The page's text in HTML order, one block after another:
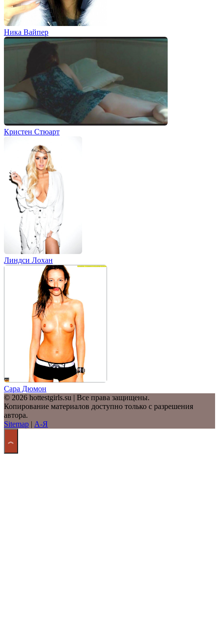
Ника Вайпер
Кристен Стюарт
Линдси Лохан
Сара Дюмон
© 2026 hottestgirls.su | Все права защищены.
Копирование материалов доступно только с разрешения
автора.
Sitemap | А-Я